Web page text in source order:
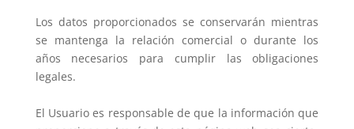
Los datos proporcionados se conservarán mientras
se mantenga la relación comercial o durante los
años necesarios para cumplir las obligaciones
legales.
El Usuario es responsable de que la información que